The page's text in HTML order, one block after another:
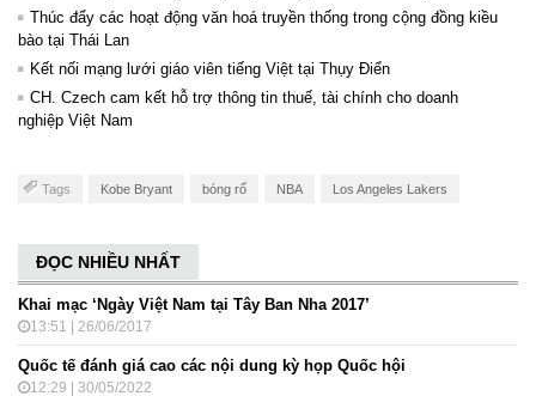
Thúc đẩy các hoạt động văn hoá truyền thống trong cộng đồng kiều
bào tại Thái Lan
Kết nối mạng lưới giáo viên tiếng Việt tại Thụy Điển
CH. Czech cam kết hỗ trợ thông tin thuế, tài chính cho doanh
nghiệp Việt Nam
Tags Kobe Bryant bóng rổ NBA Los Angeles Lakers
ĐỌC NHIỀU NHẤT
Khai mạc ‘Ngày Việt Nam tại Tây Ban Nha 2017’
13:51 | 26/06/2017
Quốc tế đánh giá cao các nội dung kỳ họp Quốc hội
12:29 | 30/05/2022